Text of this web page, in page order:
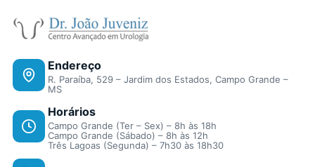
Endereço
R. Paraíba, 529 – Jardim dos Estados, Campo Grande –
MS
Horários
Campo Grande (Ter – Sex) – 8h às 18h
Campo Grande (Sábado) – 8h às 12h
Três Lagoas (Segunda) – 7h30 às 18h30